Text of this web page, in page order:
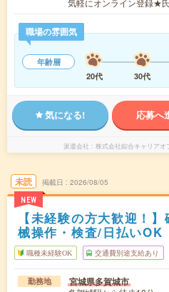
職場の雰囲気
年齢層
20代
30代
気になる! 応募へ
派遣会社 株式会社綜合キャリア
未読
NEW
掲載日 2026/08/05
【未経験の方大歓迎！
械操作・検査/日払いOK
職種未経験OK 交通費別途支給あり
勤務地 宮城県多賀城市